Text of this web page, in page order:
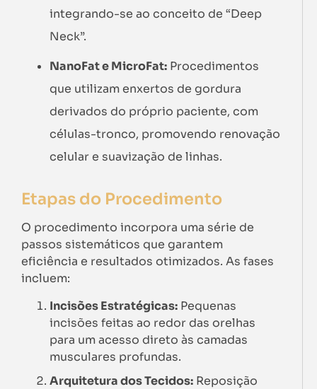
integrando-se ao conceito de “Deep
Neck”.
NanoFat e MicroFat: Procedimentos
que utilizam enxertos de gordura
derivados do próprio paciente, com
células-tronco, promovendo renovação
celular e suavização de linhas.
Etapas do Procedimento
O procedimento incorpora uma série de
passos sistemáticos que garantem
eficiência e resultados otimizados. As fases
incluem:
Incisões Estratégicas: Pequenas
incisões feitas ao redor das orelhas
para um acesso direto às camadas
musculares profundas.
Arquitetura dos Tecidos: Reposição